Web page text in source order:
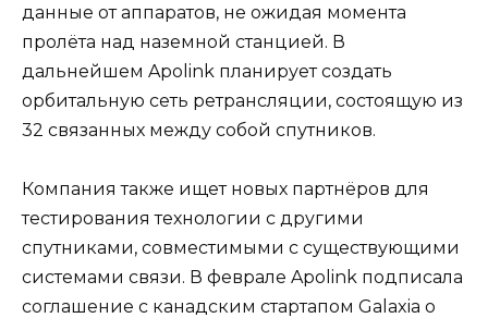
данные от аппаратов, не ожидая момента
пролёта над наземной станцией. В
дальнейшем Apolink планирует создать
орбитальную сеть ретрансляции, состоящую из
32 связанных между собой спутников.
Компания также ищет новых партнёров для
тестирования технологии с другими
спутниками, совместимыми с существующими
системами связи. В феврале Apolink подписала
соглашение с канадским стартапом Galaxia о